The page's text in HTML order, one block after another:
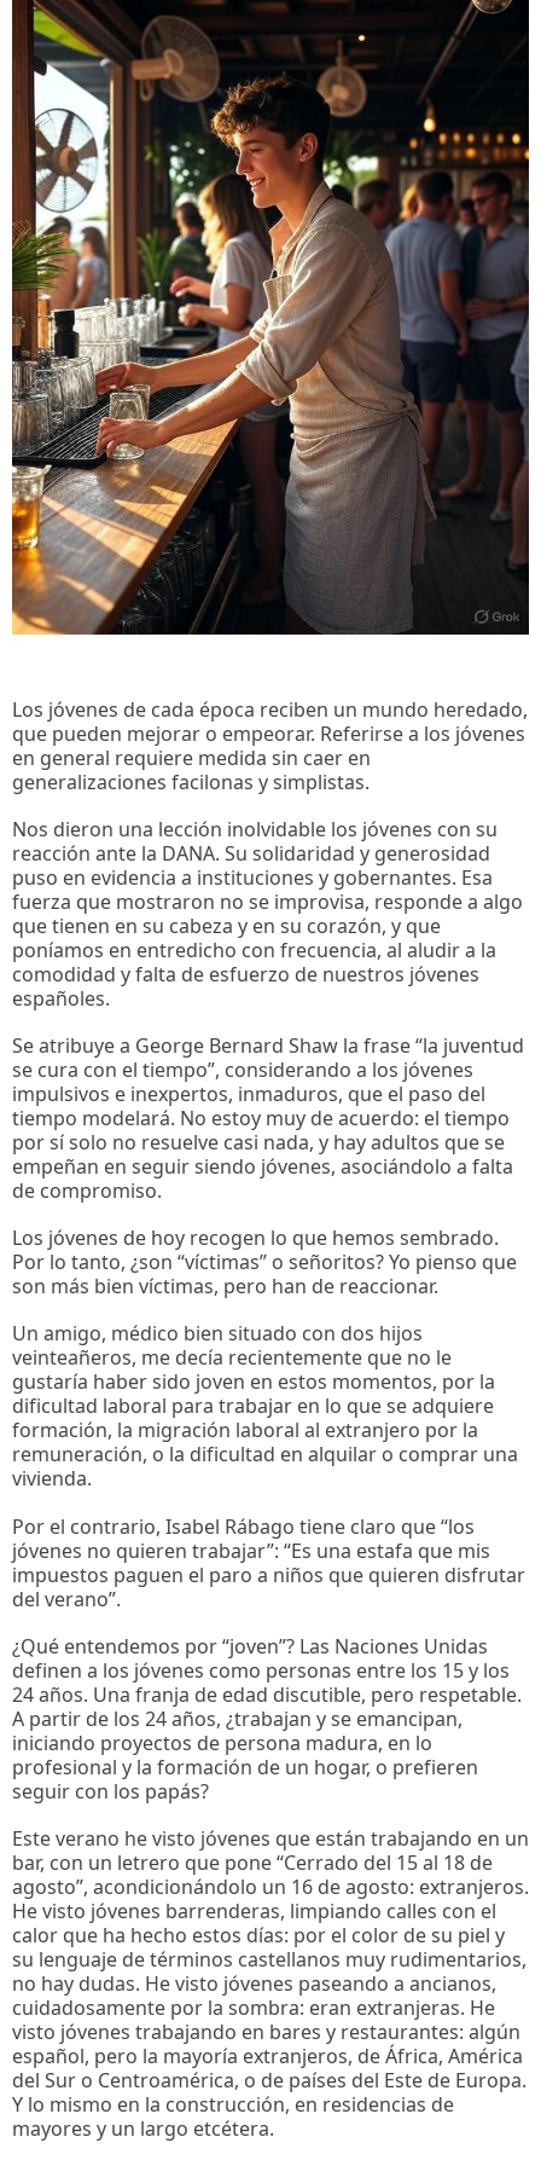
Los jóvenes de cada época reciben un mundo heredado,
que pueden mejorar o empeorar. Referirse a los jóvenes
en general requiere medida sin caer en
generalizaciones facilonas y simplistas.
Nos dieron una lección inolvidable los jóvenes con su
reacción ante la DANA. Su solidaridad y generosidad
puso en evidencia a instituciones y gobernantes. Esa
fuerza que mostraron no se improvisa, responde a algo
que tienen en su cabeza y en su corazón, y que
poníamos en entredicho con frecuencia, al aludir a la
comodidad y falta de esfuerzo de nuestros jóvenes
españoles.
Se atribuye a George Bernard Shaw la frase “la juventud
se cura con el tiempo”, considerando a los jóvenes
impulsivos e inexpertos, inmaduros, que el paso del
tiempo modelará. No estoy muy de acuerdo: el tiempo
por sí solo no resuelve casi nada, y hay adultos que se
empeñan en seguir siendo jóvenes, asociándolo a falta
de compromiso.
Los jóvenes de hoy recogen lo que hemos sembrado.
Por lo tanto, ¿son “víctimas” o señoritos? Yo pienso que
son más bien víctimas, pero han de reaccionar.
Un amigo, médico bien situado con dos hijos
veinteañeros, me decía recientemente que no le
gustaría haber sido joven en estos momentos, por la
dificultad laboral para trabajar en lo que se adquiere
formación, la migración laboral al extranjero por la
remuneración, o la dificultad en alquilar o comprar una
vivienda.
Por el contrario, Isabel Rábago tiene claro que “los
jóvenes no quieren trabajar”: “Es una estafa que mis
impuestos paguen el paro a niños que quieren disfrutar
del verano”.
¿Qué entendemos por “joven”? Las Naciones Unidas
definen a los jóvenes como personas entre los 15 y los
24 años. Una franja de edad discutible, pero respetable.
A partir de los 24 años, ¿trabajan y se emancipan,
iniciando proyectos de persona madura, en lo
profesional y la formación de un hogar, o prefieren
seguir con los papás?
Este verano he visto jóvenes que están trabajando en un
bar, con un letrero que pone “Cerrado del 15 al 18 de
agosto”, acondicionándolo un 16 de agosto: extranjeros.
He visto jóvenes barrenderas, limpiando calles con el
calor que ha hecho estos días: por el color de su piel y
su lenguaje de términos castellanos muy rudimentarios,
no hay dudas. He visto jóvenes paseando a ancianos,
cuidadosamente por la sombra: eran extranjeras. He
visto jóvenes trabajando en bares y restaurantes: algún
español, pero la mayoría extranjeros, de África, América
del Sur o Centroamérica, o de países del Este de Europa.
Y lo mismo en la construcción, en residencias de
mayores y un largo etcétera.